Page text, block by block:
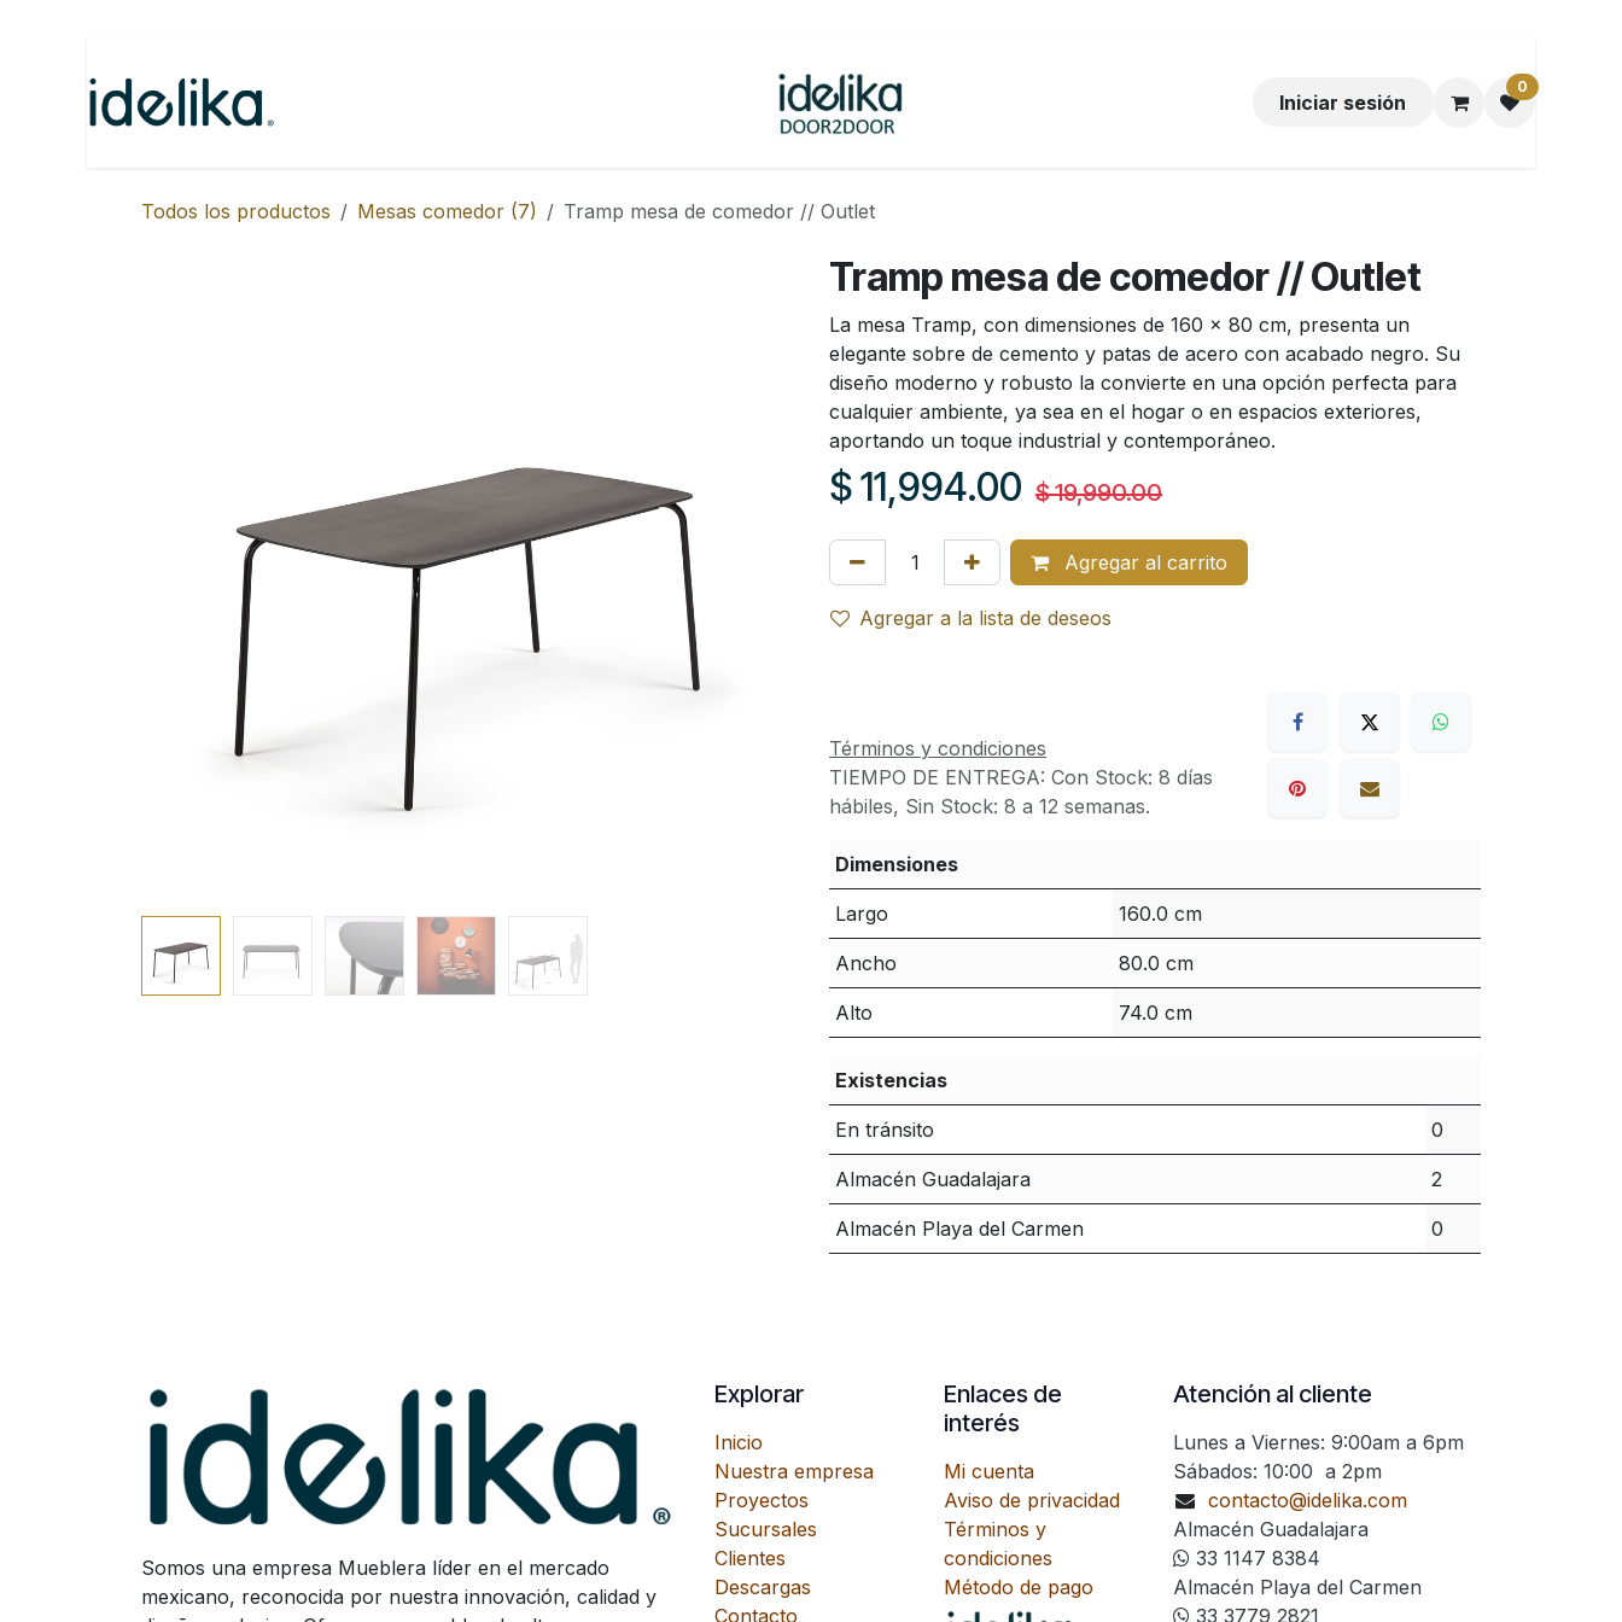
Iniciar sesión
0
Todos los productos Mesas comedor (7) Tramp mesa de comedor // Outlet
Tramp mesa de comedor // Outlet
La mesa Tramp, con dimensiones de 160 x 80 cm, presenta un
elegante sobre de cemento y patas de acero con acabado negro. Su
diseño moderno y robusto la convierte en una opción perfecta para
cualquier ambiente, ya sea en el hogar o en espacios exteriores,
aportando un toque industrial y contemporáneo.
$11,994.00 $19,990.00
Agregar al carrito
Agregar a la lista de deseos
Términos y condiciones
TIEMPO DE ENTREGA: Con Stock: 8 días
hábiles, Sin Stock: 8 a 12 semanas.
Dimensiones
Largo 160.0 cm
Ancho 80.0 cm
Alto 74.0 cm
Existencias
En tránsito 0
Almacén Guadalajara 2
Almacén Playa del Carmen 0
Somos una empresa Mueblera líder en el mercado
mexicano, reconocida por nuestra innovación, calidad y
Explorar
Inicio
Nuestra empresa
Proyectos
Sucursales
Clientes
Descargas
Contacto
Enlaces de
interés
Mi cuenta
Aviso de privacidad
Términos y
condiciones
Método de pago
Atención al cliente
Lunes a Viernes: 9:00am a 6pm
Sábados: 10:00 a 2pm
contacto@idelika.com
Almacén Guadalajara
33 1147 8384
Almacén Playa del Carmen
33 3779 2821